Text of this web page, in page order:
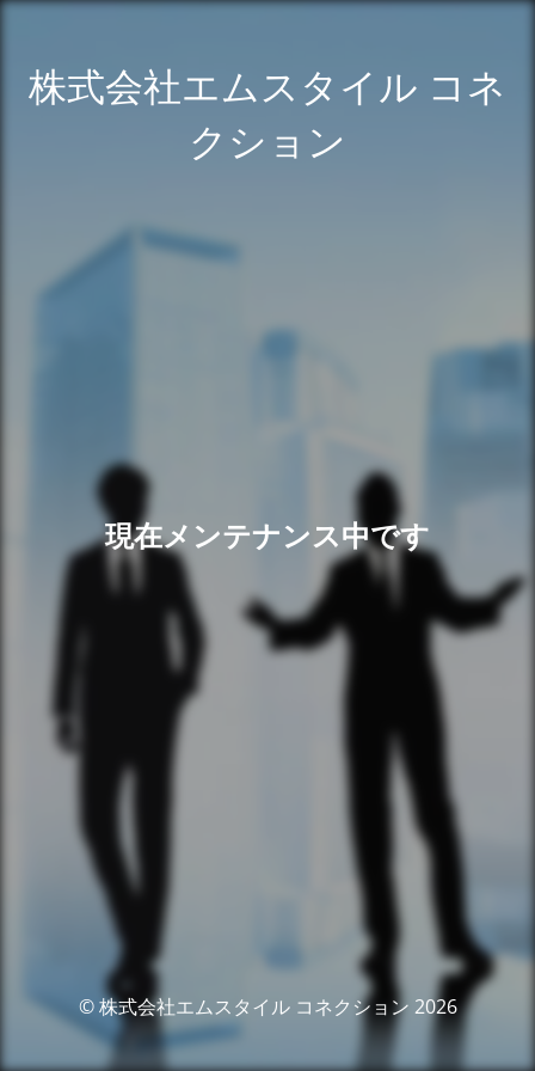
株式会社エムスタイル コネ
クション
現在メンテナンス中です
© 株式会社エムスタイル コネクション 2026